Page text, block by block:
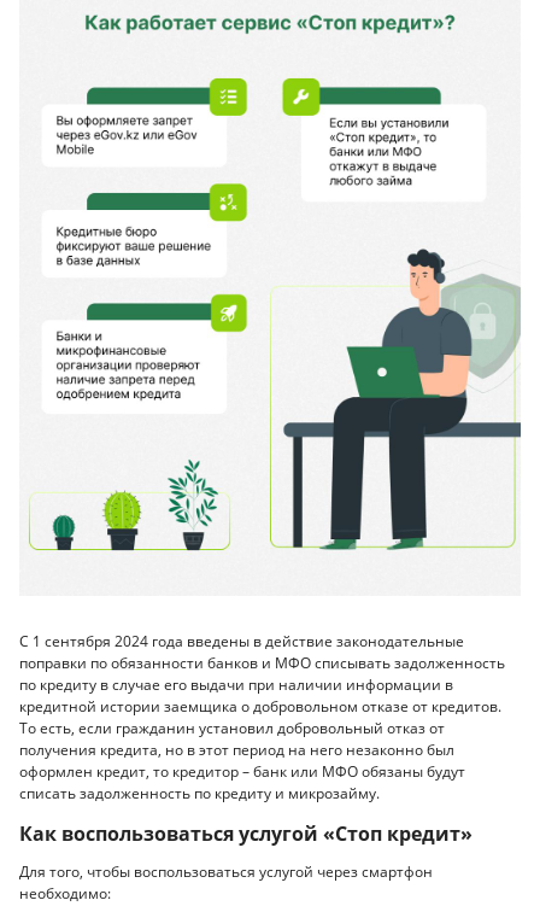
С 1 сентября 2024 года введены в действие законодательные
поправки по обязанности банков и МФО списывать задолженность
по кредиту в случае его выдачи при наличии информации в
кредитной истории заемщика о добровольном отказе от кредитов.
То есть, если гражданин установил добровольный отказ от
получения кредита, но в этот период на него незаконно был
оформлен кредит, то кредитор – банк или МФО обязаны будут
списать задолженность по кредиту и микрозайму.
Как воспользоваться услугой «Стоп кредит»
Для того, чтобы воспользоваться услугой через смартфон
необходимо: